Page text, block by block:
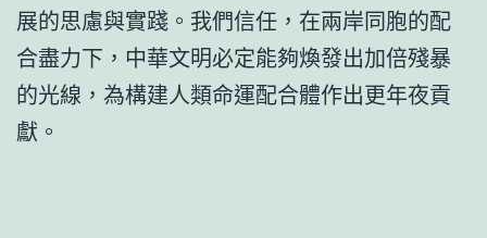
展的思慮與實踐。我們信任，在兩岸同胞的配
合盡力下，中華文明必定能夠煥發出加倍殘暴
的光線，為構建人類命運配合體作出更年夜貢
獻。